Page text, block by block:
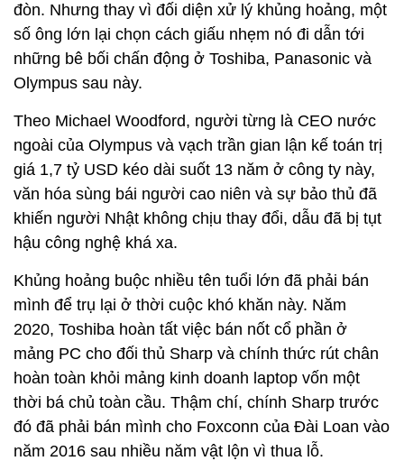
đòn. Nhưng thay vì đối diện xử lý khủng hoảng, một
số ông lớn lại chọn cách giấu nhẹm nó đi dẫn tới
những bê bối chấn động ở Toshiba, Panasonic và
Olympus sau này.
Theo Michael Woodford, người từng là CEO nước
ngoài của Olympus và vạch trần gian lận kế toán trị
giá 1,7 tỷ USD kéo dài suốt 13 năm ở công ty này,
văn hóa sùng bái người cao niên và sự bảo thủ đã
khiến người Nhật không chịu thay đổi, dẫu đã bị tụt
hậu công nghệ khá xa.
Khủng hoảng buộc nhiều tên tuổi lớn đã phải bán
mình để trụ lại ở thời cuộc khó khăn này. Năm
2020, Toshiba hoàn tất việc bán nốt cổ phần ở
mảng PC cho đối thủ Sharp và chính thức rút chân
hoàn toàn khỏi mảng kinh doanh laptop vốn một
thời bá chủ toàn cầu. Thậm chí, chính Sharp trước
đó đã phải bán mình cho Foxconn của Đài Loan vào
năm 2016 sau nhiều năm vật lộn vì thua lỗ.